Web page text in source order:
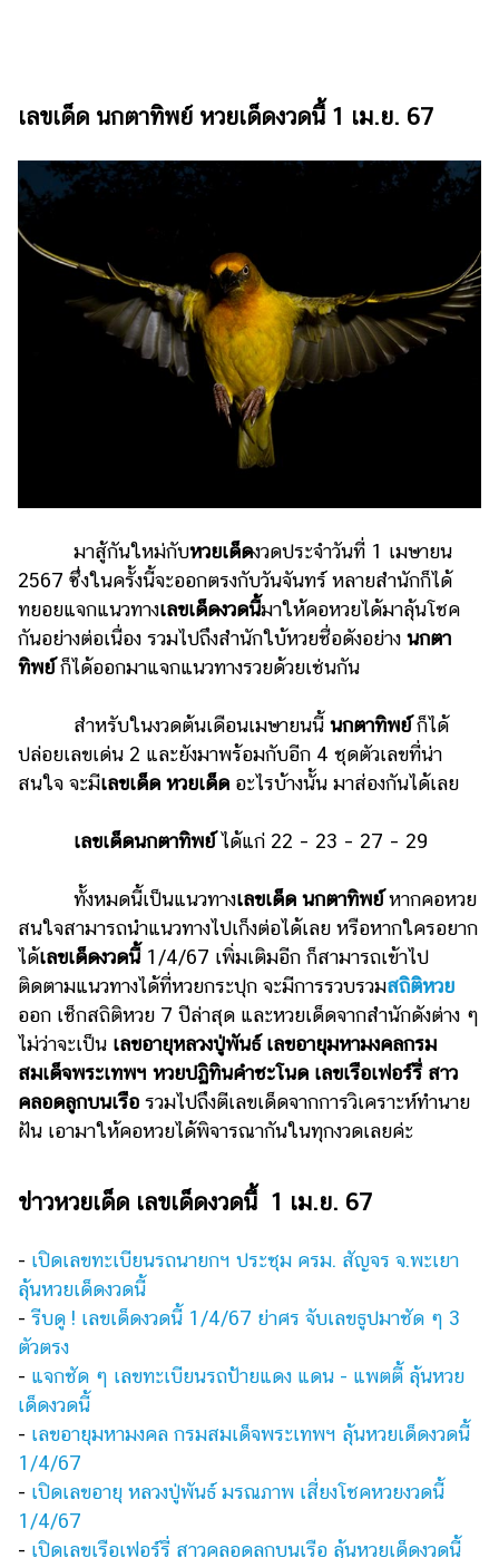
ดูด
ผู้
หญิง
ผู้ชาย
สุขภาพ
ช้อป
รถยนต์
บ้าน
และ
มือ
ถือ
น้ำมัน
วา
ไร
ตี้
แต่งงาน
และ
สัตว์
Infographic
บริการ
แอปฯ
กระปุก
ออนไลน์
เรียน
เลข
เลขเด็ด นกตาทิพย์ หวยเด็ดงวดนี้ 1 เม.ย. 67
มาสู้กันใหม่กับหวยเด็ดงวดประจำวันที่ 1 เมษายน
2567 ซึ่งในครั้งนี้จะออกตรงกับวันจันทร์ หลายสำนักก็ได้
ทยอยแจกแนวทางเลขเด็ดงวดนี้มาให้คอหวยได้มาลุ้นโชค
กันอย่างต่อเนื่อง รวมไปถึงสำนักใบ้หวยชื่อดังอย่าง นกตา
ทิพย์ก็ได้ออกมาแจกแนวทางรวยด้วยเช่นกัน
สำหรับในงวดต้นเดือนเมษายนนี้ นกตาทิพย์ก็ได้
ปล่อยเลขเด่น 2 และยังมาพร้อมกับอีก 4 ชุดตัวเลขที่น่า
สนใจ จะมีเลขเด็ด หวยเด็ด อะไรบ้างนั้น มาส่องกันได้เลย
เลขเด็ดนกตาทิพย์ได้แก่ 22 – 23 – 27 – 29
ทั้งหมดนี้เป็นแนวทางเลขเด็ด นกตาทิพย์หากคอหวย
สนใจสามารถนำแนวทางไปเก็งต่อได้เลย หรือหากใครอยาก
ได้เลขเด็ดงวดนี้1/4/67 เพิ่มเติมอีก ก็สามารถเข้าไป
ติดตามแนวทางได้ที่หวยกระปุก จะมีการรวบรวมสถิติหวย
ออก เช็กสถิติหวย 7 ปีล่าสุด และหวยเด็ดจากสำนักดังต่าง ๆ
ไม่ว่าจะเป็น เลขอายุหลวงปู่พันธ์ เลขอายุมหามงคลกรม
สมเด็จพระเทพฯ หวยปฏิทินคำชะโนด เลขเรือเฟอร์รี่ สาว
คลอดลูกบนเรือ รวมไปถึงตีเลขเด็ดจากการวิเคราะห์ทำนาย
ฝัน เอามาให้คอหวยได้พิจารณากันในทุกงวดเลยค่ะ
ข่าวหวยเด็ด เลขเด็ดงวดนี้ 1 เม.ย. 67
- เปิดเลขทะเบียนรถนายกฯ ประชุม ครม. สัญจร จ.พะเยา
ลุ้นหวยเด็ดงวดนี้
- รีบดู ! เลขเด็ดงวดนี้ 1/4/67 ย่าศร จับเลขธูปมาชัด ๆ 3
ตัวตรง
- แจกชัด ๆ เลขทะเบียนรถป้ายแดง แดน - แพตตี้ ลุ้นหวย
เด็ดงวดนี้
- เลขอายุมหามงคล กรมสมเด็จพระเทพฯ ลุ้นหวยเด็ดงวดนี้
1/4/67
- เปิดเลขอายุ หลวงปู่พันธ์ มรณภาพ เสี่ยงโชคหวยงวดนี้
1/4/67
- เปิดเลขเรือเฟอร์รี่ สาวคลอดลูกบนเรือ ลุ้นหวยเด็ดงวดนี้